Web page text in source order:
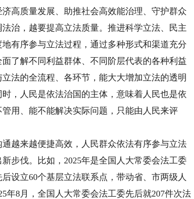
高质量发展、助推社会高效能治理、守护群众
治，越要提高立法质量。推进科学立法、民主
有序参与立法过程，通过多种形式和渠道充分
了解不同利益群体、不同阶层代表的各种利益
法的全流程、各环节，能大大增加立法的透明
，人民是依法治国的主体，意味着人民也是依
用、能不能解决实际问题，只能由人民来评
来越便捷高效，人民群众依法有序参与立法
步伐。比如，2025年是全国人大常委会法工委
设立60个基层立法联系点，带动省、市两级人
年8月，全国人大常委会法工委先后就207件次法